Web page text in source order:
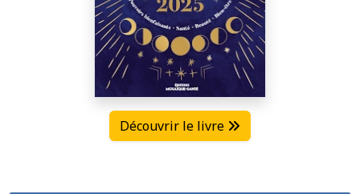
Découvrir le livre